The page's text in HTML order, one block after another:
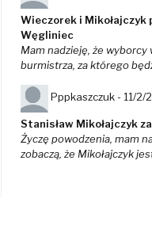
Wieczorek i
Węgliniec
Mam nadzieję, że wyborcy
burmistrza, za którego
Pppkaszczuk - 11/2/
Stanisław Mikołajczyk
Życzę powodzenia, mam
zobaczą, że Mikołajczyk